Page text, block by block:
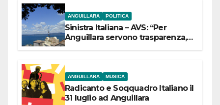
ANGUILLARA POLITICA
Sinistra Italiana – AVS: “Per
Anguillara servono trasparenza,
ANGUILLARA MUSICA
Radicanto e Soqquadro Italiano il
31 luglio ad Anguillara